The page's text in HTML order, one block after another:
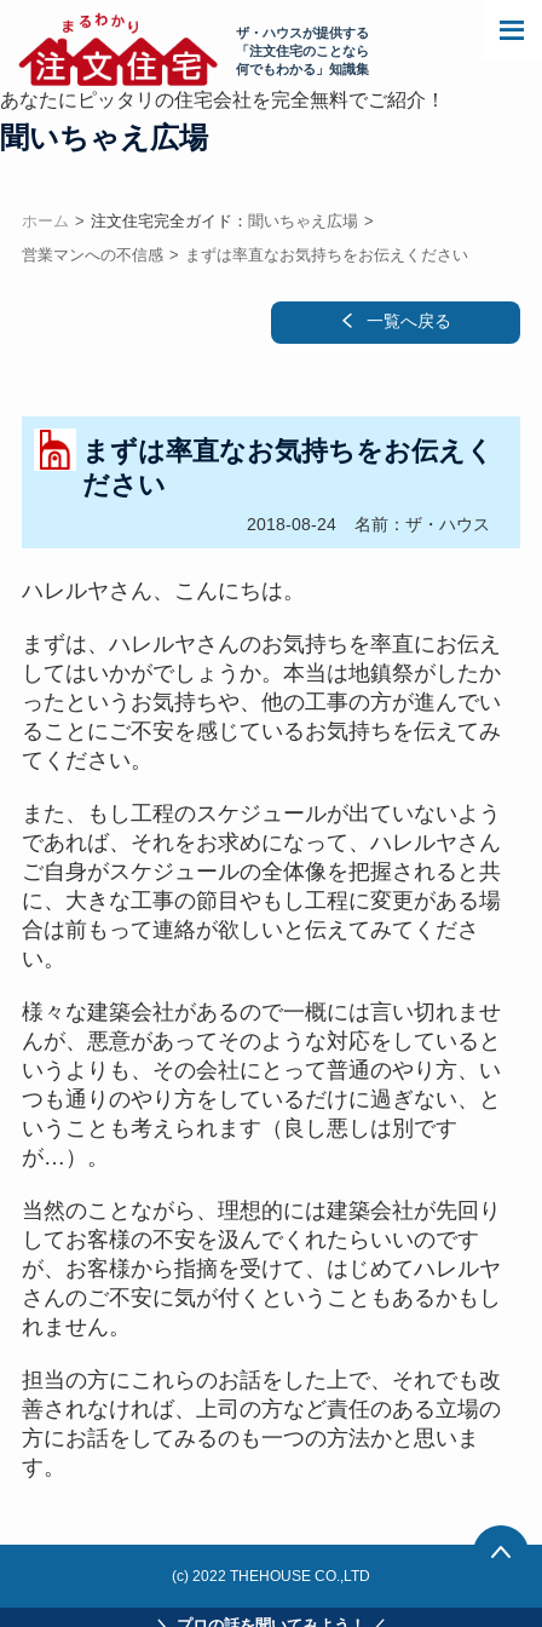
ザ・ハウスが提供する
「注文住宅のことなら
何でもわかる」知識集
あなたにピッタリの住宅会社を完全無料でご紹介！
聞いちゃえ広場
ホーム 注文住宅完全ガイド： 聞いちゃえ広場
営業マンへの不信感
まずは率直なお気持ちをお伝えください
一覧へ戻る
まずは率直なお気持ちをお伝えく
ださい
2018-08-24 名前：ザ・ハウス
ハレルヤさん、こんにちは。
まずは、ハレルヤさんのお気持ちを率直にお伝え
してはいかがでしょうか。本当は地鎮祭がしたか
ったというお気持ちや、他の工事の方が進んでい
ることにご不安を感じているお気持ちを伝えてみ
てください。
また、もし工程のスケジュールが出ていないよう
であれば、それをお求めになって、ハレルヤさん
ご自身がスケジュールの全体像を把握されると共
に、大きな工事の節目やもし工程に変更がある場
合は前もって連絡が欲しいと伝えてみてくださ
い。
様々な建築会社があるので一概には言い切れませ
んが、悪意があってそのような対応をしていると
いうよりも、その会社にとって普通のやり方、い
つも通りのやり方をしているだけに過ぎない、と
いうことも考えられます（良し悪しは別です
が…）。
当然のことながら、理想的には建築会社が先回り
してお客様の不安を汲んでくれたらいいのです
が、お客様から指摘を受けて、はじめてハレルヤ
さんのご不安に気が付くということもあるかもし
れません。
担当の方にこれらのお話をした上で、それでも改
善されなければ、上司の方など責任のある立場の
方にお話をしてみるのも一つの方法かと思いま
す。
(c) 2022 THEHOUSE CO.,LTD